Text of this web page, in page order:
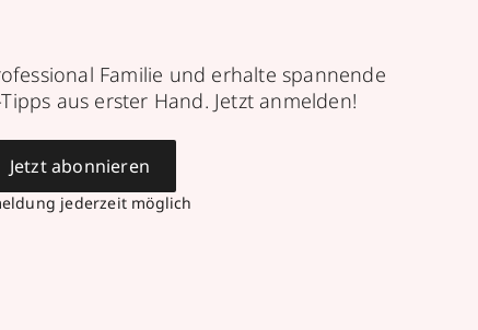
Familie und erhalte spannende
aus erster Hand. Jetzt anmelden!
jederzeit möglich
Jetzt abonnieren